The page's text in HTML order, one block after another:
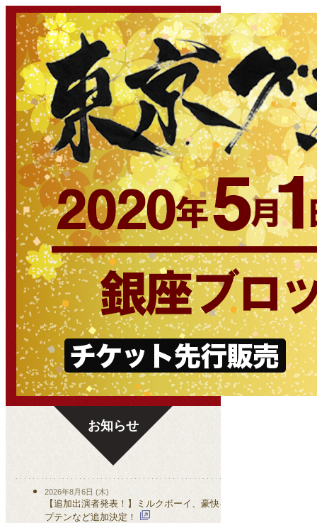
お知らせ
2026年8月6日 (木)
【追加出演者発表！】ミルクボーイ、豪快キャ
プテンなど追加決定！